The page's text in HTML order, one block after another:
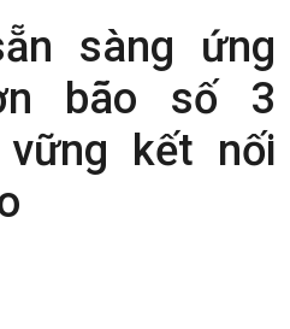
sàng ứng
bão số 3
vững kết nối